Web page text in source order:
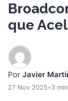
que
Por Javier
27 Nov 2025•3